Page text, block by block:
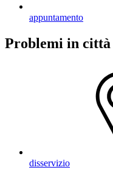
appuntamento
Problemi in città
disservizio